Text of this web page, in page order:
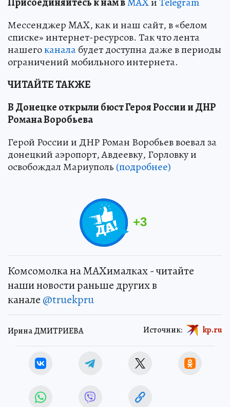
Мессенджер MAX, как и наш сайт, в «белом
списке» интернет-ресурсов. Так что лента
нашегоканалабудет доступна даже в периоды
ограничений мобильного интернета.
ЧИТАЙТЕ ТАКЖЕ
В Донецке открыли бюст Героя России и ДНР
Романа Воробьева
Герой России и ДНР Роман Воробьев воевал за
донецкий аэропорт, Авдеевку, Горловку и
освобождал Мариуполь (подробнее)
+3
Комсомолка на MAXималках - читайте
наши новости раньше других в
канале @truekpru
Ирина ДМИТРИЕВА Источник: kp.ru